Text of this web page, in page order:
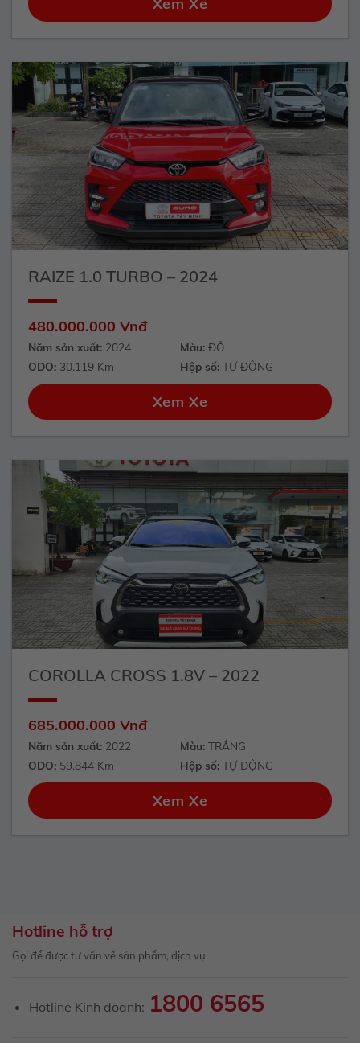
RAIZE 1.0 TURBO – 2024
480.000.000 Vnđ
Năm sản xuất:2024 Màu: ĐỎ
ODO:30.119 Km Hộp số: TỰ ĐỘNG
Xem Xe
COROLLA CROSS 1.8V – 2022
685.000.000 Vnđ
Năm sản xuất:2022 Màu: TRẮNG
ODO:59.844 Km Hộp số: TỰ ĐỘNG
Xem Xe
Hotline hỗ trợ
Gọi để được tư vấn về sản phẩm, dịch vụ
Hotline Kinh doanh: 1800 6565